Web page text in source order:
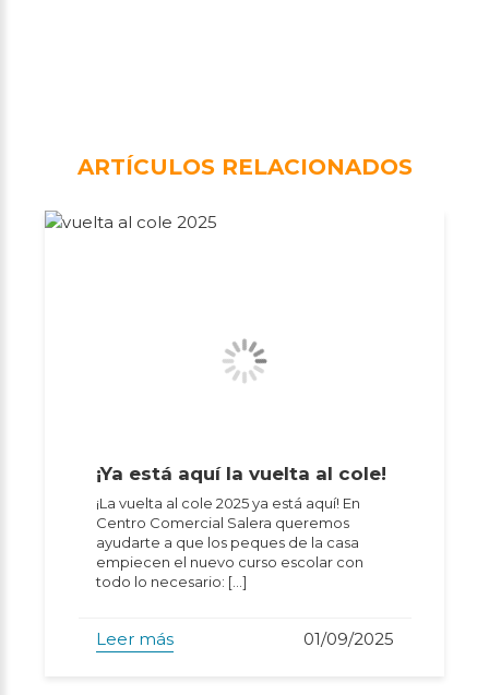
ARTÍCULOS RELACIONADOS
¡Ya está aquí la vuelta al cole!
¡La vuelta al cole 2025 ya está aquí! En
Centro Comercial Salera queremos
ayudarte a que los peques de la casa
empiecen el nuevo curso escolar con
todo lo necesario: […]
Leer más 01/09/2025